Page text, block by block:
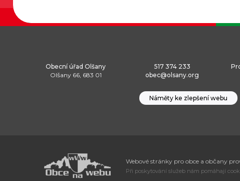
Obecní úřad Olšany
Olšany 66, 683 01
517 374 233
obec@olsany.org
Náměty ke zlepšení webu
Webové stránky pro obce a občany
Při poskytování služeb nám pomáhají